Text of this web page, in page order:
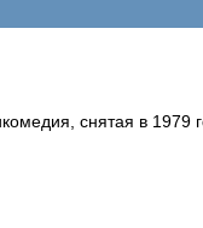
снятая в